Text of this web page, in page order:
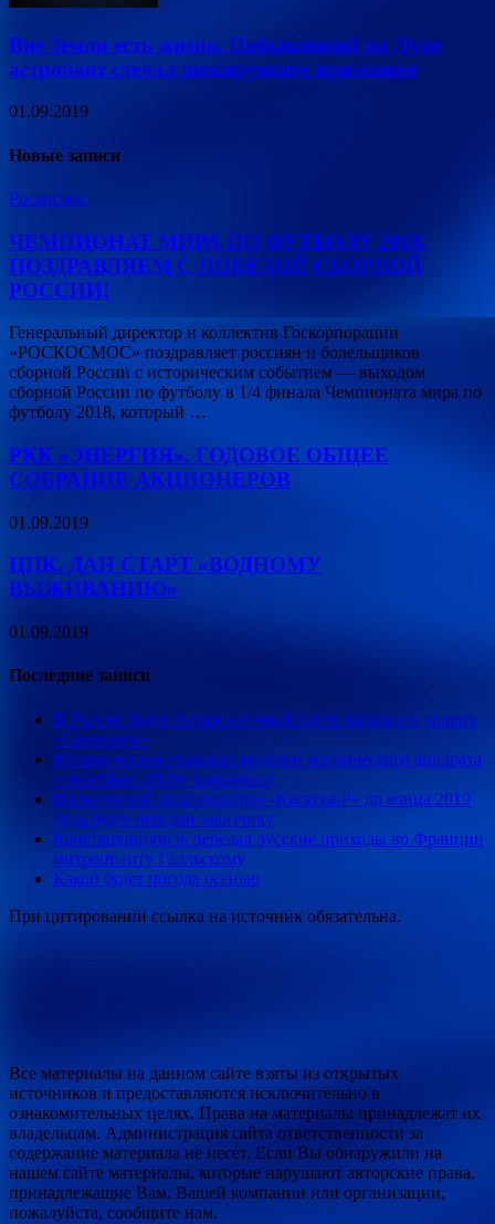
Вне Земли есть жизнь. Побывавший на Луне
астронавт сделал шокирующее признание
01.09.2019
Новые записи
Роскосмос
ЧЕМПИОНАТ МИРА ПО ФУТБОЛУ 2018.
ПОЗДРАВЛЯЕМ С ПОБЕДОЙ СБОРНОЙ
РОССИИ!
Генеральный директор и коллектив Госкорпорации
«РОСКОСМОС» поздравляет россиян и болельщиков
сборной России с историческим событием — выходом
сборной России по футболу в 1/4 финала Чемпионата мира по
футболу 2018, который …
РКК «ЭНЕРГИЯ». ГОДОВОЕ ОБЩЕЕ
СОБРАНИЕ АКЦИОНЕРОВ
01.09.2019
ЦПК. ДАН СТАРТ «ВОДНОМУ
ВЫЖИВАНИЮ»
01.09.2019
Последние записи
В России будет создан научный центр мирового уровня
«Сверхзвук»
Механическая стыковка модулей космического аппарата
«ЭкзоМарс-2020» завершена
Космический радиолокатор «Касатка-Р» до конца 2019
года будет передан заказчику
Константинополь передал русские приходы во Франции
митрополиту Галльскому
Какой будет погода осенью
При цитировании ссылка на источник обязательна.
Все материалы на данном сайте взяты из открытых
источников и предоставляются исключительно в
ознакомительных целях. Права на материалы принадлежат их
владельцам. Администрация сайта ответственности за
содержание материала не несет. Если Вы обнаружили на
нашем сайте материалы, которые нарушают авторские права,
принадлежащие Вам, Вашей компании или организации,
пожалуйста, сообщите нам.